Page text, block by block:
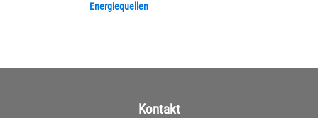
Energiequellen
Kontakt